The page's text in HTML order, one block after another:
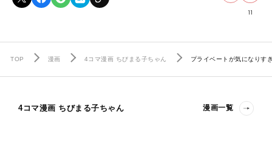
11
TOP 漫画 4コマ漫画 ちびまる子ちゃん プライベートが気になりす
4コマ漫画 ちびまる子ちゃん 漫画一覧